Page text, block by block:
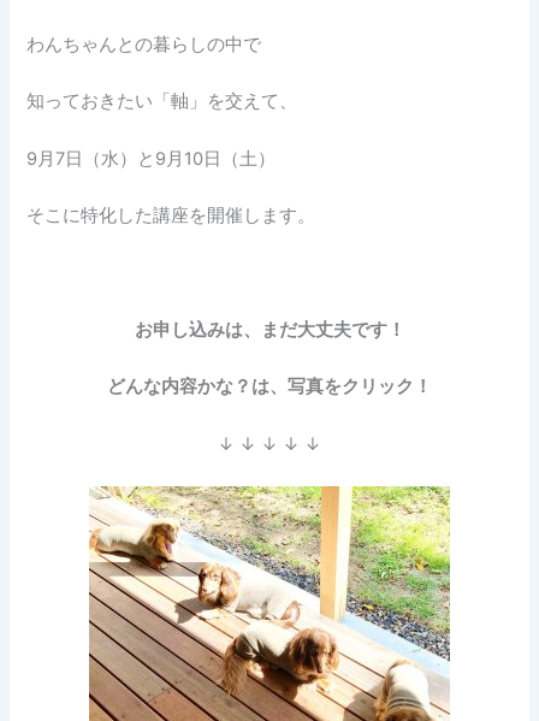
わんちゃんとの暮らしの中で
知っておきたい「軸」を交えて、
9月7日（水）と9月10日（土）
そこに特化した講座を開催します。
お申し込みは、まだ大丈夫です！
どんな内容かな？は、写真をクリック！
↓ ↓ ↓ ↓ ↓